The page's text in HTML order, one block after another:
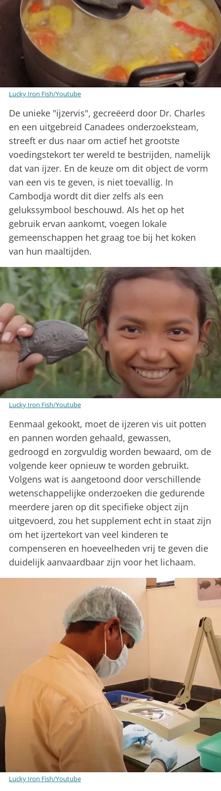
Lucky Iron Fish/Youtube
De unieke "ijzervis", gecreëerd door Dr. Charles
en een uitgebreid Canadees onderzoeksteam,
streeft er dus naar om actief het grootste
voedingstekort ter wereld te bestrijden, namelijk
dat van ijzer. En de keuze om dit object de vorm
van een vis te geven, is niet toevallig. In
Cambodja wordt dit dier zelfs als een
gelukssymbool beschouwd. Als het op het
gebruik ervan aankomt, voegen lokale
gemeenschappen het graag toe bij het koken
van hun maaltijden.
Lucky Iron Fish/Youtube
Eenmaal gekookt, moet de ijzeren vis uit potten
en pannen worden gehaald, gewassen,
gedroogd en zorgvuldig worden bewaard, om de
volgende keer opnieuw te worden gebruikt.
Volgens wat is aangetoond door verschillende
wetenschappelijke onderzoeken die gedurende
meerdere jaren op dit specifieke object zijn
uitgevoerd, zou het supplement echt in staat zijn
om het ijzertekort van veel kinderen te
compenseren en hoeveelheden vrij te geven die
duidelijk aanvaardbaar zijn voor het lichaam.
Lucky Iron Fish/Youtube